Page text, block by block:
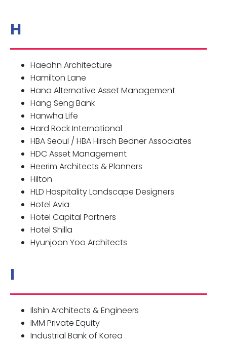
H
Haeahn Architecture
Hamilton Lane
Hana Alternative Asset Management
Hang Seng Bank
Hanwha Life
Hard Rock International
HBA Seoul / HBA Hirsch Bedner Associates
HDC Asset Management
Heerim Architects & Planners
Hilton
HLD Hospitality Landscape Designers
Hotel Avia
Hotel Capital Partners
Hotel Shilla
Hyunjoon Yoo Architects
I
Ilshin Architects & Engineers
IMM Private Equity
Industrial Bank of Korea